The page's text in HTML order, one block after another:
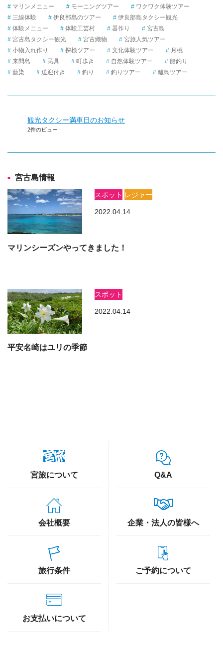
マリンメニュー
モーニングツアー
ワクワク体験ツアー
三線体験
伊良部島のツアー
伊良部島タクシー観光
体験メニュー
体験工芸村 器作り
宮古島
宮古島タクシー観光
宮古織物
宮旅人気ツアー
小物入れ作り
探検ツアー 文化体験ツアー
月桃
来間島
民具 町歩き 自然体験ツアー
船釣り
藍染
送迎付き 釣り 釣りツアー 離島ツアー
観光タクシー満車日のお知らせ
2件のビュー
宮古島情報
スポット レジャー
2022.04.14
マリンシーズンやってきました！
スポット
2022.04.14
平安名崎はユリの季節
宮旅について Q&A
会社概要 企業・法人の皆様へ
旅行条件 ご予約について
お支払いについて